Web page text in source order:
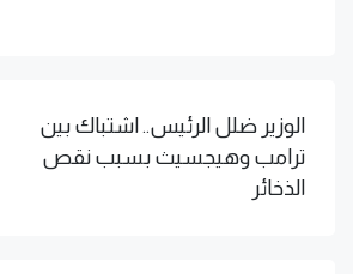
الوزير ضلل الرئيس.. اشتباك بين
ترامب وهيجسيث بسبب نقص
الذخائر